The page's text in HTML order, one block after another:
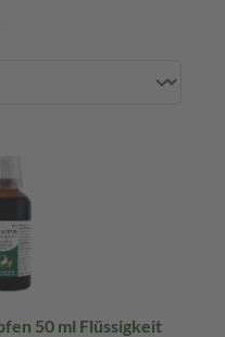
50 ml Flüssigkeit